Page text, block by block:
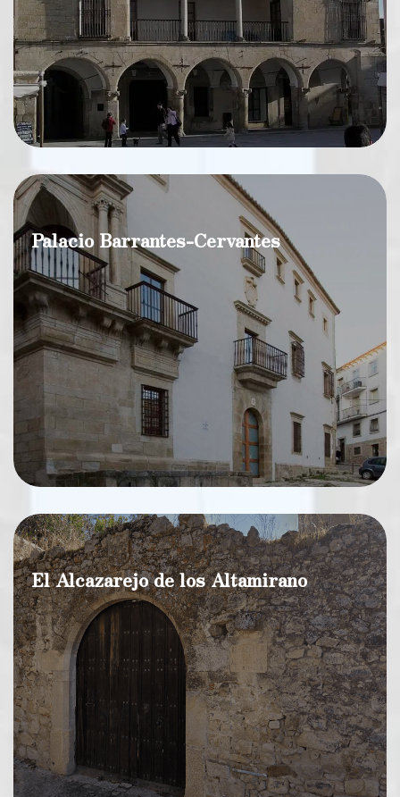
Palacio Barrantes-Cervantes
El Alcazarejo de los Altamirano